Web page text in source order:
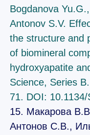
Bogdanova
Antonov S.V.
the structure and
of biomineral
hydroxyapatite
Science, Series
71. DOI:
15. Макарова
Антонов С.В.,